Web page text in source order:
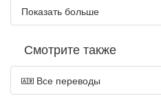
Показать больше
Смотрите также
Все переводы